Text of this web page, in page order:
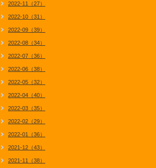
2022-11（27）
2022-10（31）
2022-09（39）
2022-08（34）
2022-07（36）
2022-06（38）
2022-05（32）
2022-04（40）
2022-03（35）
2022-02（29）
2022-01（36）
2021-12（43）
2021-11（38）